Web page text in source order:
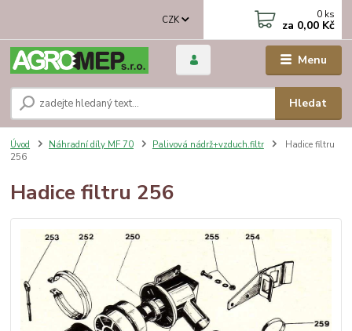
Menu
CZK
Hledat
0 ks
za 0,00 Kč
Úvod Náhradní díly MF 70 Palivová nádrž+vzduch.filtr
Hadice filtru
256
Hadice filtru 256